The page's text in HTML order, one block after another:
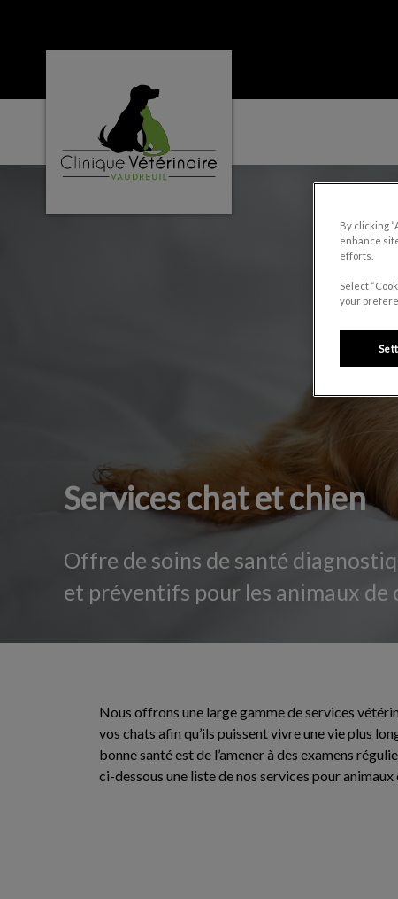
Page d'accueil de Clinique vétérinaire
Services chat et chien
Offre de soins de santé
et préventifs pour les animaux de
Nous offrons une large gamme de services
vos chats afin qu’ils puissent vivre une vie plus
bonne santé est de l’amener à des examens
ci-dessous une liste de nos services pour
By clicking
enhance
efforts.
Select
your